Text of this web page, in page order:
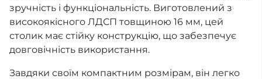
зручність і функціональність. Виготовлений з
високоякісного ЛДСП товщиною 16 мм, цей
столик має стійку конструкцію, що забезпечує
довговічність використання.
Завдяки своїм компактним розмірам, він легко